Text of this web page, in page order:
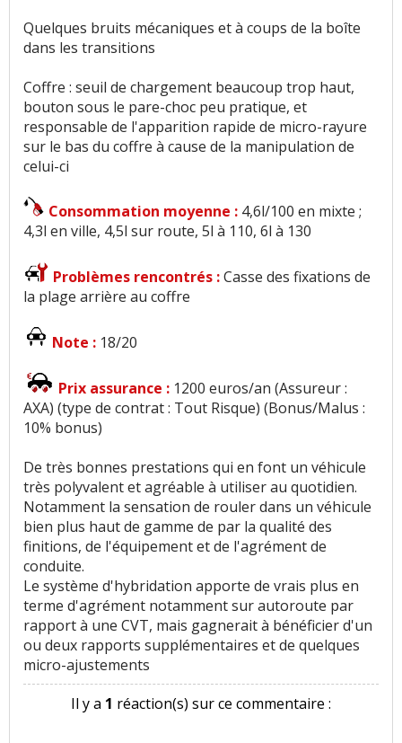
Quelques bruits mécaniques et à coups de la boîte
dans les transitions
Coffre : seuil de chargement beaucoup trop haut,
bouton sous le pare-choc peu pratique, et
responsable de l'apparition rapide de micro-rayure
sur le bas du coffre à cause de la manipulation de
celui-ci
Consommation moyenne : 4,6l/100 en mixte ;
4,3l en ville, 4,5l sur route, 5l à 110, 6l à 130
Problèmes rencontrés :Casse des fixations de
la plage arrière au coffre
Note : 18/20
Prix assurance : 1200 euros/an (Assureur :
AXA) (type de contrat : Tout Risque) (Bonus/Malus :
10% bonus)
De très bonnes prestations qui en font un véhicule
très polyvalent et agréable à utiliser au quotidien.
Notamment la sensation de rouler dans un véhicule
bien plus haut de gamme de par la qualité des
finitions, de l'équipement et de l'agrément de
conduite.
Le système d'hybridation apporte de vrais plus en
terme d'agrément notamment sur autoroute par
rapport à une CVT, mais gagnerait à bénéficier d'un
ou deux rapports supplémentaires et de quelques
micro-ajustements
Il y a 1 réaction(s) sur ce commentaire :